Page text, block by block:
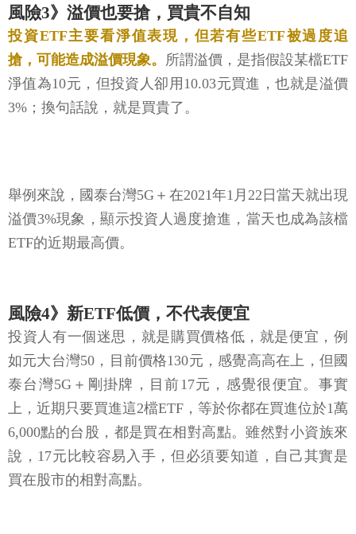
風險3》溢價也要搶，買貴不自知
投資ETF主要看淨值表現，但若有些ETF被過度追
搶，可能造成溢價現象。 所謂溢價，是指假設某檔ETF
淨值為10元，但投資人卻用10.03元買進，也就是溢價
3%；換句話說，就是買貴了。
舉例來說，國泰台灣5G＋在2021年1月22日當天就出現
溢價3%現象，顯示投資人過度搶進，當天也成為該檔
ETF的近期最高價。
風險4》新ETF低價，不代表便宜
投資人有一個迷思，就是購買價格低，就是便宜，例
如元大台灣50，目前價格130元，感覺高高在上，但國
泰台灣5G＋剛掛牌，目前17元，感覺很便宜。事實
上，近期只要買進這2檔ETF，等於你都在買進位於1萬
6,000點的台股，都是買在相對高點。雖然對小資族來
說，17元比較容易入手，但必須要知道，自己其實是
買在股市的相對高點。